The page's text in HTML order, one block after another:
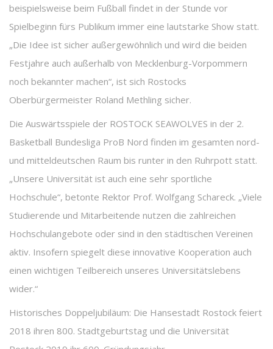
beispielsweise beim Fußball findet in der Stunde vor
Spielbeginn fürs Publikum immer eine lautstarke Show statt.
„Die Idee ist sicher außergewöhnlich und wird die beiden
Festjahre auch außerhalb von Mecklenburg-Vorpommern
noch bekannter machen“, ist sich Rostocks
Oberbürgermeister Roland Methling sicher.
Die Auswärtsspiele der ROSTOCK SEAWOLVES in der 2.
Basketball Bundesliga ProB Nord finden im gesamten nord-
und mitteldeutschen Raum bis runter in den Ruhrpott statt.
„Unsere Universität ist auch eine sehr sportliche
Hochschule“, betonte Rektor Prof. Wolfgang Schareck. „Viele
Studierende und Mitarbeitende nutzen die zahlreichen
Hochschulangebote oder sind in den städtischen Vereinen
aktiv. Insofern spiegelt diese innovative Kooperation auch
einen wichtigen Teilbereich unseres Universitätslebens
wider.“
Historisches Doppeljubiläum: Die Hansestadt Rostock feiert
2018 ihren 800. Stadtgeburtstag und die Universität